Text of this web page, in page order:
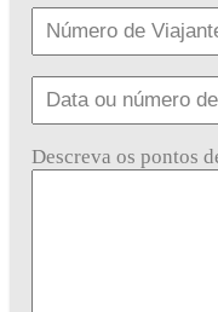
Descreva os pontos